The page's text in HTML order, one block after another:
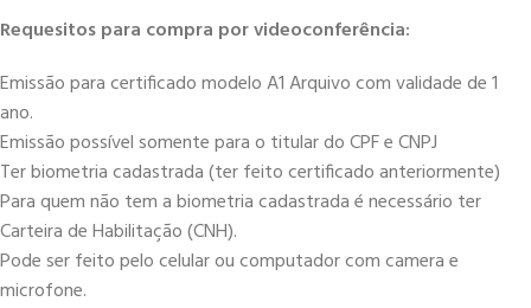
Requesitos para compra por videoconferência:
Emissão para certificado modelo A1 Arquivo com validade de 1
ano.
Emissão possível somente para o titular do CPF e CNPJ
Ter biometria cadastrada (ter feito certificado anteriormente)
Para quem não tem a biometria cadastrada é necessário ter
Carteira de Habilitação (CNH).
Pode ser feito pelo celular ou computador com camera e
microfone.